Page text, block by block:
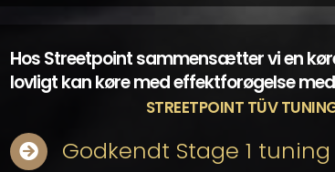
Hos Streetpoint sammensætter vi en
lovligt kan køre med effektforøgelse
STREETPOINT TÜV
Godkendt Stage 1 tuning